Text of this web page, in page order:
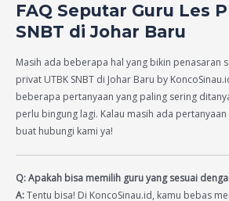
FAQ Seputar Guru Les
SNBT di Johar Baru
Masih ada beberapa hal yang bikin penasaran
privat UTBK SNBT di Johar Baru by
beberapa pertanyaan yang paling sering
perlu bingung lagi. Kalau masih ada
buat hubungi kami ya!
Q: Apakah bisa memilih guru yang sesuai
A:Tentu bisa! Di KoncoSinau.id, kamu bebas